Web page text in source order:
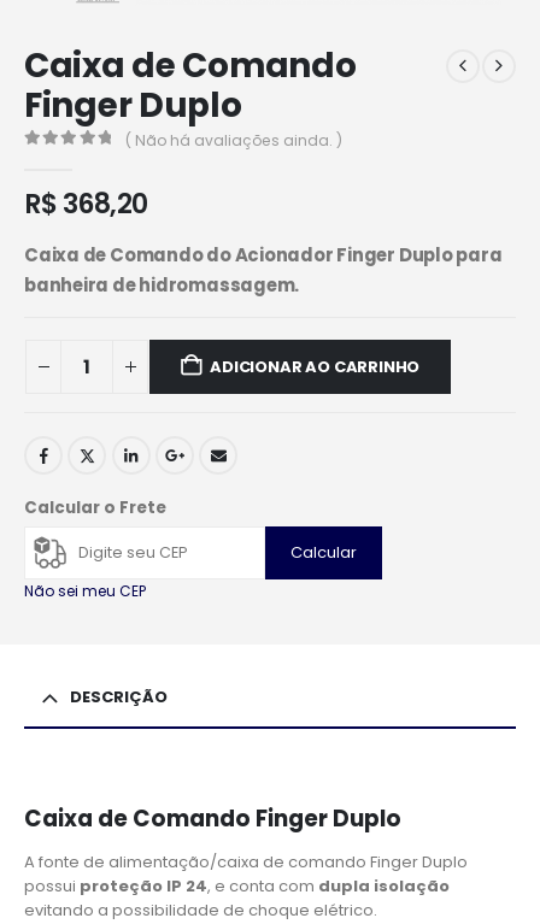
Caixa de Comando
Finger Duplo
( Não há avaliações ainda. )
R$368,20
Caixa de Comando do Acionador Finger Duplo para
banheira de hidromassagem.
ADICIONAR AO CARRINHO
Calcular o Frete
Calcular
Não sei meu CEP
DESCRIÇÃO
Caixa de Comando Finger Duplo
A fonte de alimentação/caixa de comando Finger Duplo
possui proteção IP 24, e conta com dupla isolação
evitando a possibilidade de choque elétrico.